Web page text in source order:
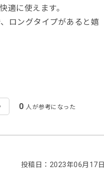
適に使えます。
ロングタイプがあると嬉
0 人が参考になった
投稿日：2023年06月17日